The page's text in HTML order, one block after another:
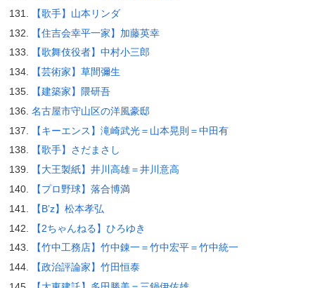
【歌手】山本リンダ
【住吉会幸平一家】加藤英幸
【歌舞伎役者】中村小三郎
【芸術家】草間彌生
【建築家】隈研吾
名古屋市守山区の洋風豪邸
【キーエンス】滝崎武光＝山本晃則＝中田有
【歌手】さだまさし
【大王製紙】井川高雄＝井川意高
【プロ野球】落合博満
【B’z】松本孝弘
【2ちゃんねる】ひろゆき
【竹中工務店】竹中錬一＝竹中宏平＝竹中統一
【政治評論家】竹田恒泰